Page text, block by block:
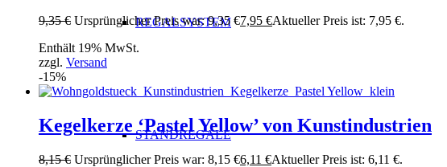
REGALSYSTEM
STANDREGALE
9,35€ Ursprünglicher Preis war: 9,35 €7,95 €Aktueller Preis ist: 7,95 €.
Enthält 19% MwSt.
zzgl. Versand
-15%
Kegelkerze ‘Pastel Yellow’ von Kunstindustrien
8,15€ Ursprünglicher Preis war: 8,15 €6,11 €Aktueller Preis ist: 6,11 €.